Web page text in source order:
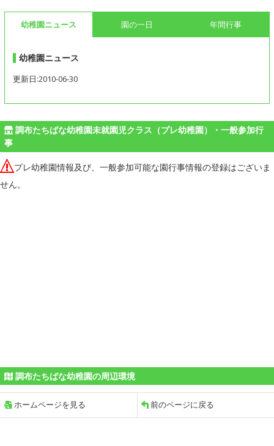
幼稚園ニュース 園の一日 年間行事
幼稚園ニュース
更新日:2010-06-30
調布たちばな幼稚園未就園児クラス（プレ幼稚園）・一般参加行
事
プレ幼稚園情報及び、一般参加可能な園行事情報の登録はございま
せん。
調布たちばな幼稚園の周辺環境
ホームページを見る 前のページに戻る